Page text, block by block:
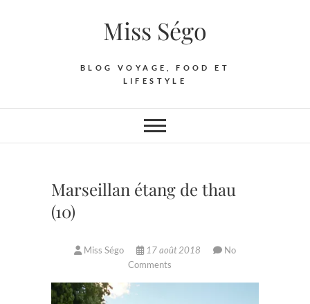
Miss Ségo
BLOG VOYAGE, FOOD ET
LIFESTYLE
Marseillan étang de thau
(10)
Miss Ségo 17 août 2018
No
Comments